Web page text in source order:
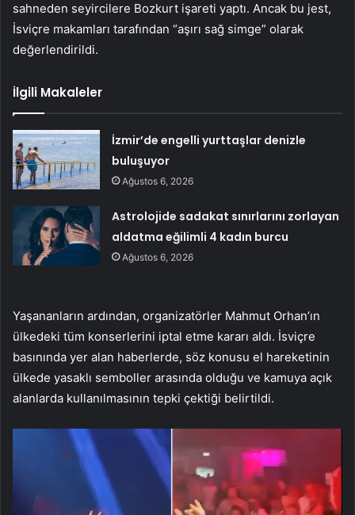
sahneden seyircilere Bozkurt işareti yaptı. Ancak bu jest,
İsviçre makamları tarafından “aşırı sağ simge” olarak
değerlendirildi.
İlgili Makaleler
İzmir’de engelli yurttaşlar denizle
buluşuyor
Ağustos 6, 2026
Astrolojide sadakat sınırlarını zorlayan
aldatma eğilimli 4 kadın burcu
Ağustos 6, 2026
Yaşananların ardından, organizatörler Mahmut Orhan’ın
ülkedeki tüm konserlerini iptal etme kararı aldı. İsviçre
basınında yer alan haberlerde, söz konusu el hareketinin
ülkede yasaklı semboller arasında olduğu ve kamuya açık
alanlarda kullanılmasının tepki çektiği belirtildi.